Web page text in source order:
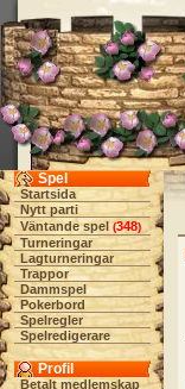
Spel
Startsida
Nytt parti
Väntande spel (348)
Turneringar
Lagturneringar
Trappor
Dammspel
Pokerbord
Spelregler
Spelredigerare
Profil
Betalt medlemskap